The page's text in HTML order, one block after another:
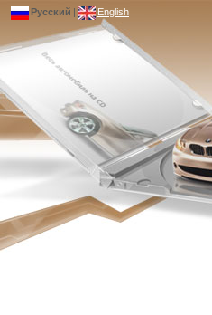
Русский | English